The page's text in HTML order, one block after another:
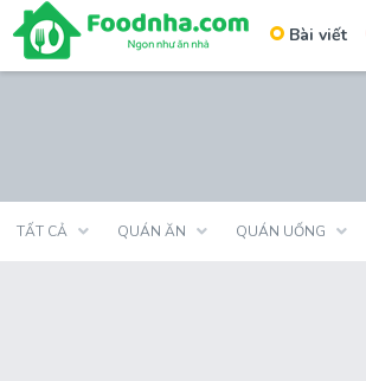
Bài viết
TẤT CẢ QUÁN ĂN QUÁN UỐNG